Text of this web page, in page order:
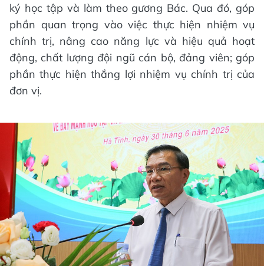
ký học tập và làm theo gương Bác. Qua đó, góp
phần quan trọng vào việc thực hiện nhiệm vụ
chính trị, nâng cao năng lực và hiệu quả hoạt
động, chất lượng đội ngũ cán bộ, đảng viên; góp
phần thực hiện thắng lợi nhiệm vụ chính trị của
đơn vị.